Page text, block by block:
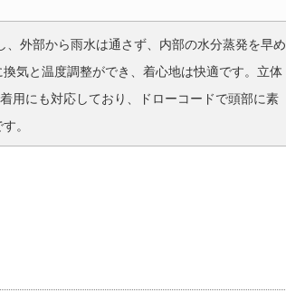
外部から雨水は通さず、内部の水分蒸発を早め
気と温度調整ができ、着心地は快適です。立体
用にも対応しており、ドローコードで頭部に素
。